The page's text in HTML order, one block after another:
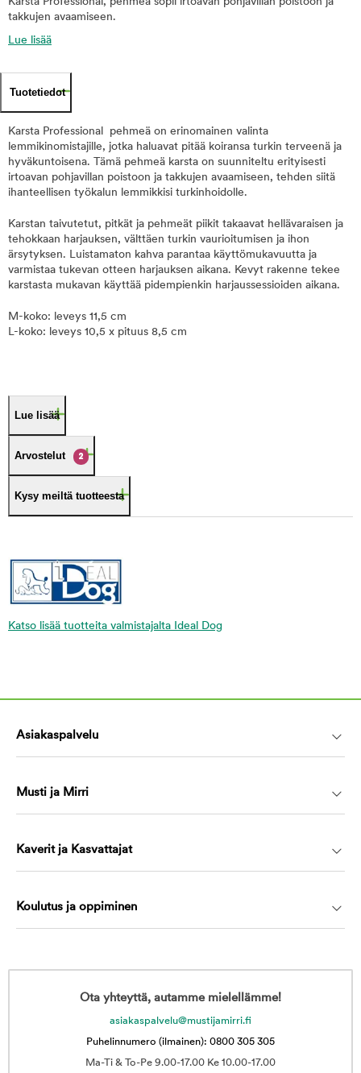
takkujen avaamiseen.
Lue lisää
Tuotetiedot
Karsta Professional pehmeä on erinomainen valinta
lemmikinomistajille, jotka haluavat pitää koiransa turkin terveenä ja
hyväkuntoisena. Tämä pehmeä karsta on suunniteltu erityisesti
irtoavan pohjavillan poistoon ja takkujen avaamiseen, tehden siitä
ihanteellisen työkalun lemmikkisi turkinhoidolle.
Karstan taivutetut, pitkät ja pehmeät piikit takaavat hellävaraisen ja
tehokkaan harjauksen, välttäen turkin vaurioitumisen ja ihon
ärsytyksen. Luistamaton kahva parantaa käyttömukavuutta ja
varmistaa tukevan otteen harjauksen aikana. Kevyt rakenne tekee
karstasta mukavan käyttää pidempienkin harjaussessioiden aikana.
M-koko: leveys 11,5 cm
L-koko: leveys 10,5 x pituus 8,5 cm
Lue lisää
Arvostelut 2
Kysy meiltä tuotteesta
Katso lisää tuotteita valmistajalta Ideal Dog
Asiakaspalvelu
Musti ja Mirri
Kaverit ja Kasvattajat
Koulutus ja oppiminen
Ota yhteyttä, autamme mielellämme!
asiakaspalvelu@mustijamirri.fi
Puhelinnumero (ilmainen): 0800 305 305
Ma-Ti & To-Pe 9.00-17.00 Ke 10.00-17.00